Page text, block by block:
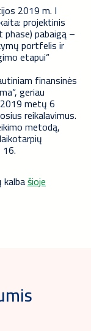
2019 m. I
projektinis
pabaigą –
portfelis ir
etapui“
finansinės
geriau
metų 6
reikalavimus.
metodą,
šioje